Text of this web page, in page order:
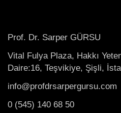
Prof. Dr. Sarper GÜRSU
Vital Fulya Plaza, Hakkı
Daire:16, Teşvikiye, Şişli,
info@profdrsarpergursu.com
0 (545) 140 68 50